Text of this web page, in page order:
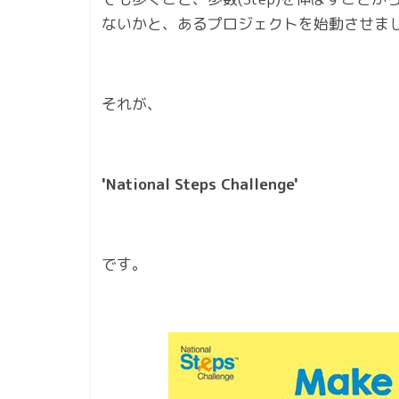
ないかと、あるプロジェクトを始動させま
それが、
'National Steps Challenge'
です。